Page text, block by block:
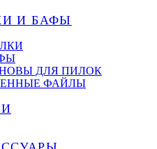
И БАФЫ
ДЛЯ ПИЛОК
ФАЙЛЫ